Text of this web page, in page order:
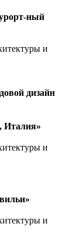
ный
и
дизайн
Италия»
и
и